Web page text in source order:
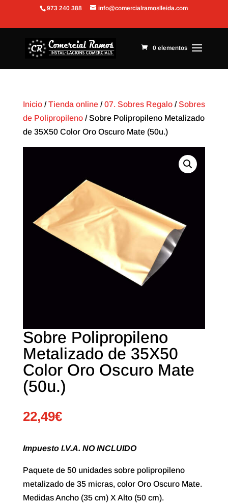
Abrir barra de herramientas
973 240 388 info@comercialramoslleida.com
0 elementos
Inicio/Tienda online/07. Sobres Regalo/Sobres
de Polipropileno/ Sobre Polipropileno Metalizado
de 35X50 Color Oro Oscuro Mate (50u.)
Sobre Polipropileno
Metalizado de 35X50
Color Oro Oscuro Mate
(50u.)
22,49€
Impuesto I.V.A. NO INCLUIDO
Paquete de 50 unidades sobre polipropileno
metalizado de 35 micras, color Oro Oscuro Mate.
Medidas Ancho (35 cm) X Alto (50 cm).